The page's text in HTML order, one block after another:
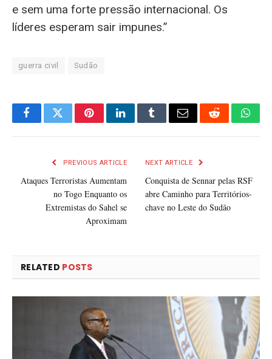
e sem uma forte pressão internacional. Os
líderes esperam sair impunes.”
guerra civil Sudão
FacebookTwitterPinterestLinkedInTumblrEmail Reddit
PREVIOUS ARTICLE
Ataques Terroristas Aumentam
no Togo Enquanto os
Extremistas do Sahel se
Aproximam
NEXT ARTICLE
Conquista de Sennar pelas RSF
abre Caminho para Territórios-
chave no Leste do Sudão
RELATED POSTS